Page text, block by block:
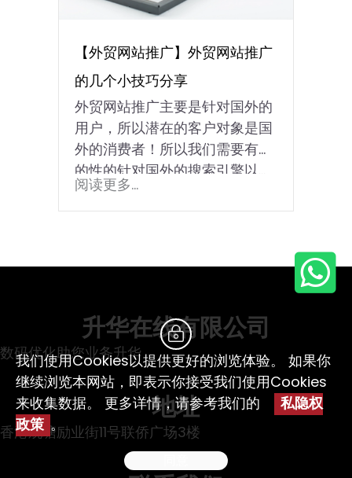
【外贸网站推广】外贸网站推广
的几个小技巧分享
外贸网站推广主要是针对国外的
用户，所以潜在的客户对象是国
外的消费者！所以我们需要有目
的性的针对国外的搜索引擎以...
阅读更多...
升华在线有限公司
数码优化助您业务升华
地址
香港观塘励业街11号联侨广场3楼
我们使用Cookies以提供更好的浏览体验。 如果你
继续浏览本网站，即表示你接受我们使用Cookies
来收集数据。 更多详情，请参考我们的
私隐权
政策 。